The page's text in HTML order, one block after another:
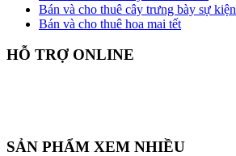
Bán và cho thuê cây trưng bày sự kiện
Bán và cho thuê hoa mai tết
HỖ TRỢ ONLINE
SẢN PHẨM XEM NHIỀU